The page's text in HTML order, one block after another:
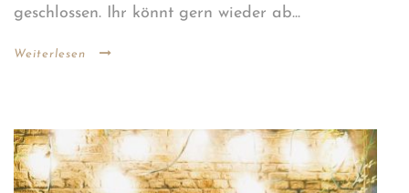
geschlossen. Ihr könnt gern wieder ab...
Weiterlesen